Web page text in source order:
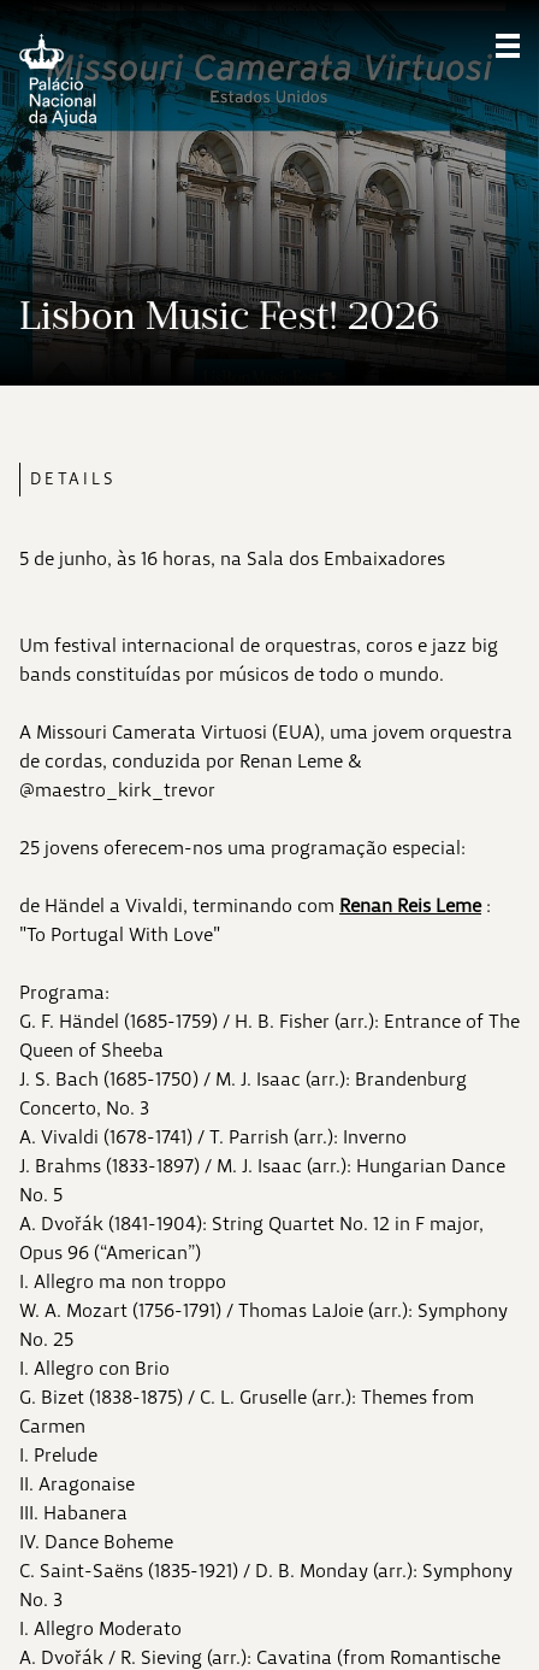
Lisbon Music Fest! 2026
DETAILS
5 de junho, às 16 horas, na Sala dos Embaixadores
Um festival internacional de orquestras, coros e jazz big
bands constituídas por músicos de todo o mundo.
A Missouri Camerata Virtuosi (EUA), uma jovem orquestra
de cordas, conduzida por Renan Leme &
@maestro_kirk_trevor
25 jovens oferecem-nos uma programação especial:
de Händel a Vivaldi, terminando com Renan Reis Leme:
"To Portugal With Love"
Programa:
G. F. Händel (1685-1759) / H. B. Fisher (arr.): Entrance of The
Queen of Sheeba
J. S. Bach (1685-1750) / M. J. Isaac (arr.): Brandenburg
Concerto, No. 3
A. Vivaldi (1678-1741) / T. Parrish (arr.): Inverno
J. Brahms (1833-1897) / M. J. Isaac (arr.): Hungarian Dance
No. 5
A. Dvořák (1841-1904): String Quartet No. 12 in F major,
Opus 96 (“American”)
I. Allegro ma non troppo
W. A. Mozart (1756-1791) / Thomas LaJoie (arr.): Symphony
No. 25
I. Allegro con Brio
G. Bizet (1838-1875) / C. L. Gruselle (arr.): Themes from
Carmen
I. Prelude
II. Aragonaise
III. Habanera
IV. Dance Boheme
C. Saint-Saëns (1835-1921) / D. B. Monday (arr.): Symphony
No. 3
I. Allegro Moderato
A. Dvořák / R. Sieving (arr.): Cavatina (from Romantische